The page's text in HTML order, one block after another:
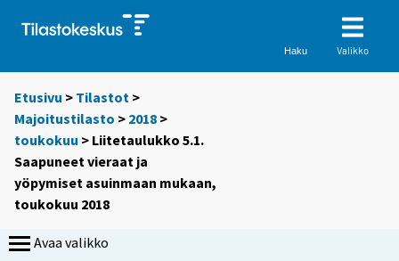
Haku Valikko
Etusivu > Tilastot >
Majoitustilasto > 2018 >
toukokuu > Liitetaulukko 5.1.
Saapuneet vieraat ja
yöpymiset asuinmaan mukaan,
toukokuu 2018
Avaa valikko